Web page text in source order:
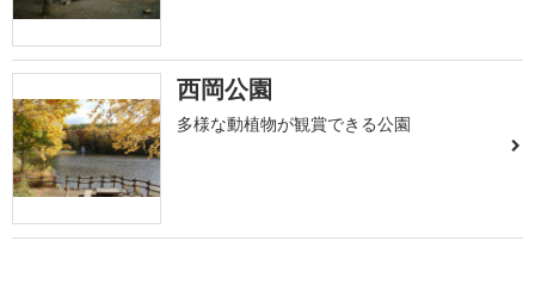
西岡公園
多様な動植物が観賞できる公園